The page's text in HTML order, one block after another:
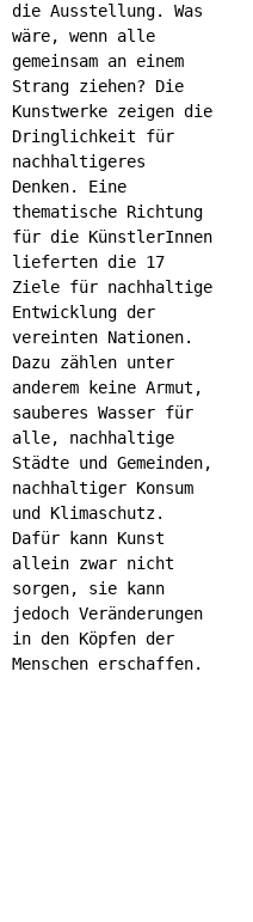
die Ausstellung. Was
wäre, wenn alle
gemeinsam an einem
Strang ziehen? Die
Kunstwerke zeigen die
Dringlichkeit für
nachhaltigeres
Denken. Eine
thematische Richtung
für die KünstlerInnen
lieferten die 17
Ziele für nachhaltige
Entwicklung der
vereinten Nationen.
Dazu zählen unter
anderem keine Armut,
sauberes Wasser für
alle, nachhaltige
Städte und Gemeinden,
nachhaltiger Konsum
und Klimaschutz.
Dafür kann Kunst
allein zwar nicht
sorgen, sie kann
jedoch Veränderungen
in den Köpfen der
Menschen erschaffen.